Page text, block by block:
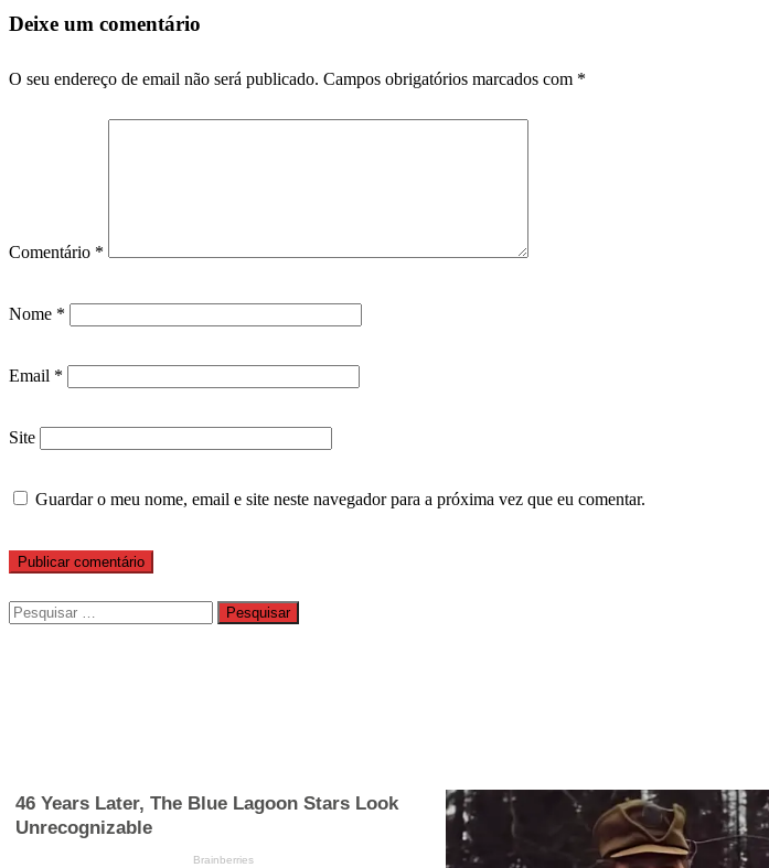
Deixe um comentário
O seu endereço de email não será publicado. Campos obrigatórios marcados com *
Comentário *
Nome *
Email *
Site
Guardar o meu nome, email e site neste navegador para a próxima vez que eu comentar.
Pesquisar
por: